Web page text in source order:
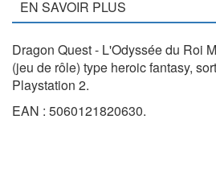
EN SAVOIR PLUS
Dragon Quest - L'Odyssée du Roi
(jeu de rôle) type heroic fantasy,
Playstation 2.
EAN : 5060121820630.